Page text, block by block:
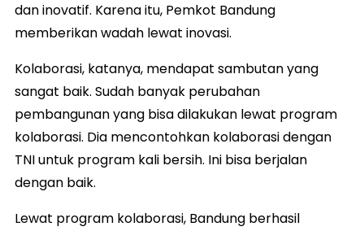
dan inovatif. Karena itu, Pemkot Bandung
memberikan wadah lewat inovasi.
Kolaborasi, katanya, mendapat sambutan yang
sangat baik. Sudah banyak perubahan
pembangunan yang bisa dilakukan lewat program
kolaborasi. Dia mencontohkan kolaborasi dengan
TNI untuk program kali bersih. Ini bisa berjalan
dengan baik.
Lewat program kolaborasi, Bandung berhasil